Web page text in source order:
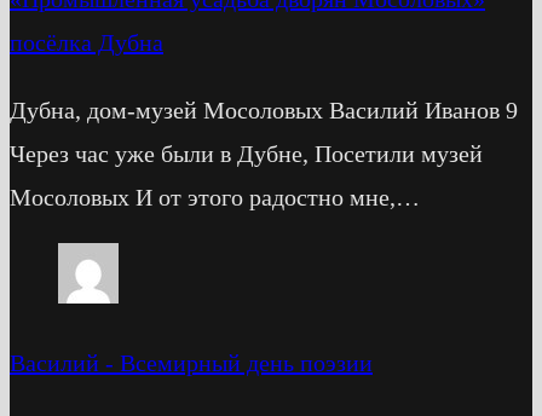
посёлка Дубна
Дубна, дом-музей Мосоловых Василий Иванов 9
Через час уже были в Дубне, Посетили музей
Мосоловых И от этого радостно мне,…
Василий - Всемирный день поэзии